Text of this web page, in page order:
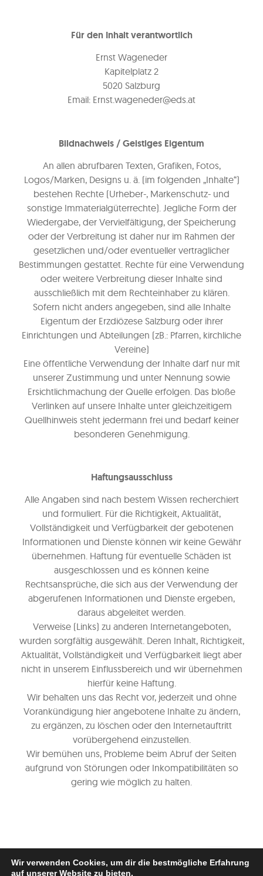
Für den Inhalt verantwortlich
Ernst Wageneder
Kapitelplatz 2
5020 Salzburg
Email: Ernst.wageneder@eds.at
Bildnachweis / Geistiges Eigentum
An allen abrufbaren Texten, Grafiken, Fotos,
Logos/Marken, Designs u. ä. (im folgenden „Inhalte“)
bestehen Rechte (Urheber-, Markenschutz- und
sonstige Immaterialgüterrechte). Jegliche Form der
Wiedergabe, der Vervielfältigung, der Speicherung
oder der Verbreitung ist daher nur im Rahmen der
gesetzlichen und/oder eventueller vertraglicher
Bestimmungen gestattet. Rechte für eine Verwendung
oder weitere Verbreitung dieser Inhalte sind
ausschließlich mit dem Rechteinhaber zu klären.
Sofern nicht anders angegeben, sind alle Inhalte
Eigentum der Erzdiözese Salzburg oder ihrer
Einrichtungen und Abteilungen (zB.: Pfarren, kirchliche
Vereine)
Eine öffentliche Verwendung der Inhalte darf nur mit
unserer Zustimmung und unter Nennung sowie
Ersichtlichmachung der Quelle erfolgen. Das bloße
Verlinken auf unsere Inhalte unter gleichzeitigem
Quellhinweis steht jedermann frei und bedarf keiner
besonderen Genehmigung.
Haftungsausschluss
Alle Angaben sind nach bestem Wissen recherchiert
und formuliert. Für die Richtigkeit, Aktualität,
Vollständigkeit und Verfügbarkeit der gebotenen
Informationen und Dienste können wir keine Gewähr
übernehmen. Haftung für eventuelle Schäden ist
ausgeschlossen und es können keine
Rechtsansprüche, die sich aus der Verwendung der
abgerufenen Informationen und Dienste ergeben,
daraus abgeleitet werden.
Verweise (Links) zu anderen Internetangeboten,
wurden sorgfältig ausgewählt. Deren Inhalt, Richtigkeit,
Aktualität, Vollständigkeit und Verfügbarkeit liegt aber
nicht in unserem Einflussbereich und wir übernehmen
hierfür keine Haftung.
Wir behalten uns das Recht vor, jederzeit und ohne
Vorankündigung hier angebotene Inhalte zu ändern,
zu ergänzen, zu löschen oder den Internetauftritt
vorübergehend einzustellen.
Wir bemühen uns, Probleme beim Abruf der Seiten
aufgrund von Störungen oder Inkompatibilitäten so
gering wie möglich zu halten.
Wir verwenden Cookies, um dir die bestmögliche Erfahrung
auf unserer Website zu bieten.